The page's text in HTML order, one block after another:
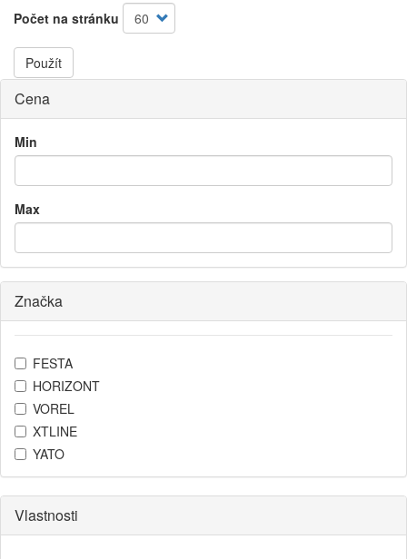
Počet na stránku
Použít
Cena
Min
Max
Značka
FESTA
HORIZONT
VOREL
XTLINE
YATO
Vlastnosti